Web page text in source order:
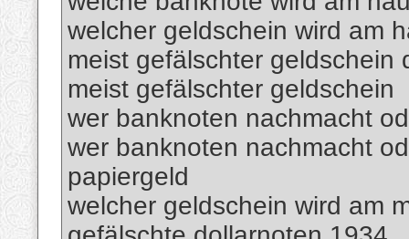
welcher geldschein wird am
meist gefälschter geldschein
meist gefälschter geldschein
wer banknoten nachmacht
wer banknoten nachmacht
papiergeld
welcher geldschein wird am